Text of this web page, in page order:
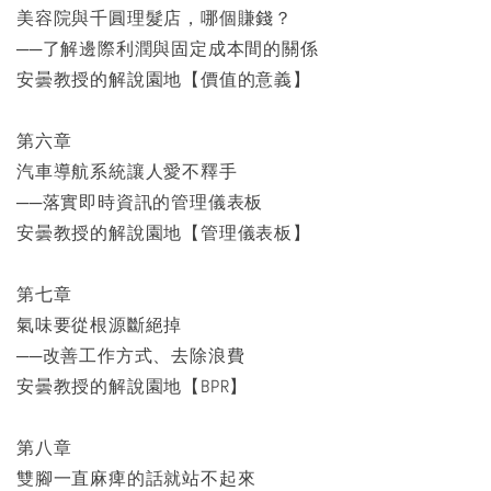
美容院與千圓理髮店，哪個賺錢？
──了解邊際利潤與固定成本間的關係
安曇教授的解說園地【價值的意義】
第六章
汽車導航系統讓人愛不釋手
──落實即時資訊的管理儀表板
安曇教授的解說園地【管理儀表板】
第七章
氣味要從根源斷絕掉
──改善工作方式、去除浪費
安曇教授的解說園地【BPR】
第八章
雙腳一直麻痺的話就站不起來